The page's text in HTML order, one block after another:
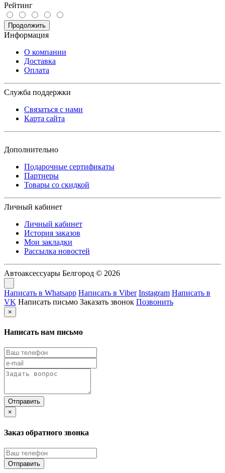
Рейтинг
Продолжить
Информация
О компании
Доставка
Оплата
Служба поддержки
Связаться с нами
Карта сайта
Дополнительно
Подарочные сертификаты
Партнеры
Товары со скидкой
Личный кабинет
Личный кабинет
История заказов
Мои закладки
Рассылка новостей
Автоаксессуары Белгород © 2026
Написать в Whatsapp Написать в Viber Instagram Написать в
VK Написать письмо Заказать звонок Позвонить
×
Написать нам письмо
×
Заказ обратного звонка